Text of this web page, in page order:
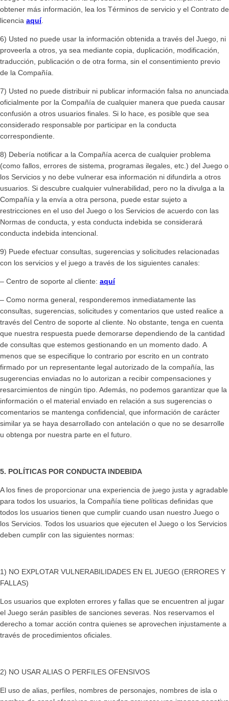
obtener más información, lea los Términos de servicio y el Contrato de
licencia aquí.
6) Usted no puede usar la información obtenida a través del Juego, ni
proveerla a otros, ya sea mediante copia, duplicación, modificación,
traducción, publicación o de otra forma, sin el consentimiento previo
de la Compañía.
7) Usted no puede distribuir ni publicar información falsa no anunciada
oficialmente por la Compañía de cualquier manera que pueda causar
confusión a otros usuarios finales. Si lo hace, es posible que sea
considerado responsable por participar en la conducta
correspondiente.
8) Debería notificar a la Compañía acerca de cualquier problema
(como fallos, errores de sistema, programas ilegales, etc.) del Juego o
los Servicios y no debe vulnerar esa información ni difundirla a otros
usuarios. Si descubre cualquier vulnerabilidad, pero no la divulga a la
Compañía y la envía a otra persona, puede estar sujeto a
restricciones en el uso del Juego o los Servicios de acuerdo con las
Normas de conducta, y esta conducta indebida se considerará
conducta indebida intencional.
9) Puede efectuar consultas, sugerencias y solicitudes relacionadas
con los servicios y el juego a través de los siguientes canales:
– Centro de soporte al cliente: aquí
– Como norma general, responderemos inmediatamente las
consultas, sugerencias, solicitudes y comentarios que usted realice a
través del Centro de soporte al cliente. No obstante, tenga en cuenta
que nuestra respuesta puede demorarse dependiendo de la cantidad
de consultas que estemos gestionando en un momento dado. A
menos que se especifique lo contrario por escrito en un contrato
firmado por un representante legal autorizado de la compañía, las
sugerencias enviadas no lo autorizan a recibir compensaciones y
resarcimientos de ningún tipo. Además, no podemos garantizar que la
información o el material enviado en relación a sus sugerencias o
comentarios se mantenga confidencial, que información de carácter
similar ya se haya desarrollado con antelación o que no se desarrolle
u obtenga por nuestra parte en el futuro.
5. POLÍTICAS POR CONDUCTA INDEBIDA
A los fines de proporcionar una experiencia de juego justa y agradable
para todos los usuarios, la Compañía tiene políticas definidas que
todos los usuarios tienen que cumplir cuando usan nuestro Juego o
los Servicios. Todos los usuarios que ejecuten el Juego o los Servicios
deben cumplir con las siguientes normas:
1) NO EXPLOTAR VULNERABILIDADES EN EL JUEGO (ERRORES Y
FALLAS)
Los usuarios que exploten errores y fallas que se encuentren al jugar
el Juego serán pasibles de sanciones severas. Nos reservamos el
derecho a tomar acción contra quienes se aprovechen injustamente a
través de procedimientos oficiales.
2) NO USAR ALIAS O PERFILES OFENSIVOS
El uso de alias, perfiles, nombres de personajes, nombres de isla o